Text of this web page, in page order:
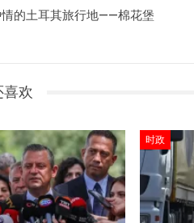
的土耳其旅行地——棉花堡
喜欢
时政